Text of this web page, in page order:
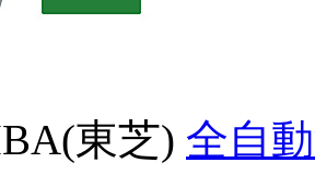
東芝) 全自